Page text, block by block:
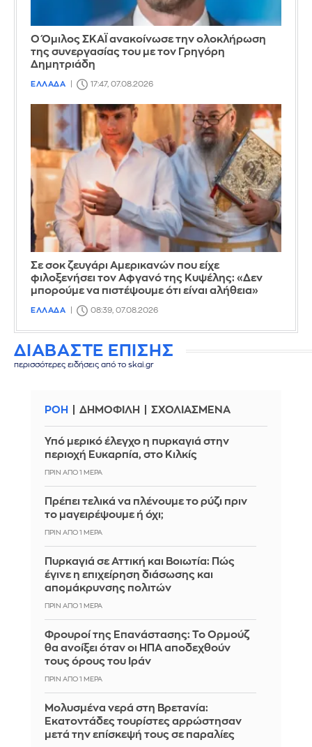
Ο Όμιλος ΣΚΑΪ ανακοίνωσε την ολοκλήρωση
της συνεργασίας του με τον Γρηγόρη
Δημητριάδη
ΕΛΛΑΔΑ 17:47, 07.08.2026
Σε σοκ ζευγάρι Αμερικανών που είχε
φιλοξενήσει τον Αφγανό της Κυψέλης: «Δεν
μπορούμε να πιστέψουμε ότι είναι αλήθεια»
ΕΛΛΑΔΑ 08:39, 07.08.2026
ΔΙΑΒΑΣΤΕ ΕΠΙΣΗΣ
περισσότερες ειδήσεις από το skai.gr
ΡΟΗ ΔΗΜΟΦΙΛΗ ΣΧΟΛΙΑΣΜΕΝΑ
Υπό μερικό έλεγχο η πυρκαγιά στην
περιοχή Ευκαρπία, στο Κιλκίς
ΠΡΙΝ ΑΠΌ 1 ΜΈΡΑ
Πρέπει τελικά να πλένουμε το ρύζι πριν
το μαγειρέψουμε ή όχι;
ΠΡΙΝ ΑΠΌ 1 ΜΈΡΑ
Πυρκαγιά σε Αττική και Βοιωτία: Πώς
έγινε η επιχείρηση διάσωσης και
απομάκρυνσης πολιτών
ΠΡΙΝ ΑΠΌ 1 ΜΈΡΑ
Φρουροί της Επανάστασης: Το Ορμούζ
θα ανοίξει όταν οι ΗΠΑ αποδεχθούν
τους όρους του Ιράν
ΠΡΙΝ ΑΠΌ 1 ΜΈΡΑ
Μολυσμένα νερά στη Βρετανία:
Εκατοντάδες τουρίστες αρρώστησαν
μετά την επίσκεψή τους σε παραλίες